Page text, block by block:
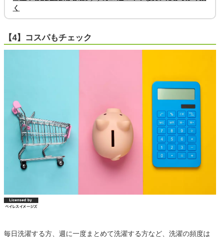
く
【4】コスパもチェック
毎日洗濯する方、週に一度まとめて洗濯する方など、洗濯の頻度は